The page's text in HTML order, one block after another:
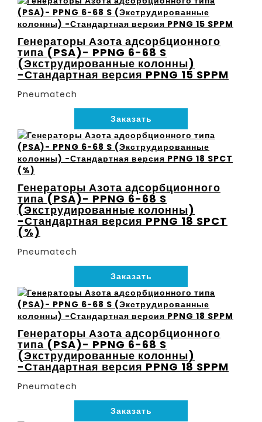
Генераторы Азота адсорбционного
типа (PSA)- PPNG 6-68 S
(Экструдированные колонны)
-Стандартная версия PPNG 15 SPPM
Pneumatech
Заказать
Генераторы Азота адсорбционного
типа (PSA)- PPNG 6-68 S
(Экструдированные колонны)
-Стандартная версия PPNG 18 SPCT
(%)
Pneumatech
Заказать
Генераторы Азота адсорбционного
типа (PSA)- PPNG 6-68 S
(Экструдированные колонны)
-Стандартная версия PPNG 18 SPPM
Pneumatech
Заказать